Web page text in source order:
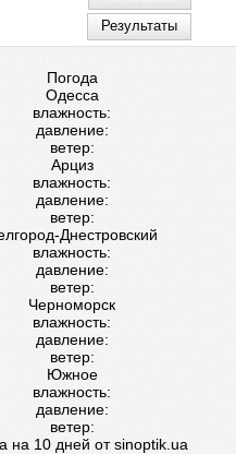
Погода
Одесса
влажность:
давление:
ветер:
Арциз
влажность:
давление:
ветер:
Днестровский
влажность:
давление:
ветер:
Черноморск
влажность:
давление:
ветер:
Южное
влажность:
давление:
ветер:
на 10 дней отsinoptik.ua